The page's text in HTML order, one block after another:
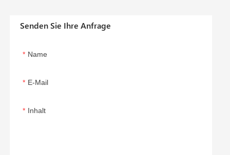
Senden Sie Ihre Anfrage
Name
E-Mail
Inhalt